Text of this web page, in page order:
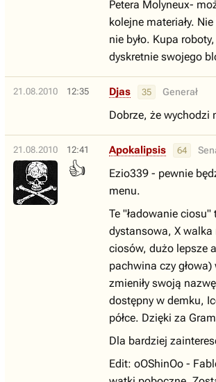
Petera Molyneux-
kolejne materiały.
nie było. Kupa
dyskretnie swojego
21.08.2010 12:35 Djas 35 Generał
Dobrze, że wychodzi
21.08.2010 12:41
👍
Apokalipsis 64
Ezio339 - pewnie
menu.
Te "ładowanie
dystansowa, X
ciosów, dużo lepsze
pachwina czy
zmieniły swoją
dostępny w demku,
półce. Dzięki za
Dla bardziej
Edit: oOShinOo -